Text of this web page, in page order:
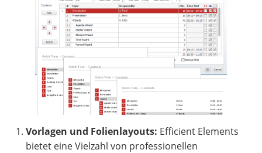
Vorlagen und Folienlayouts: Efficient Elements
bietet eine Vielzahl von professionellen